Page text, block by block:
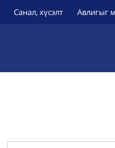
Санал, хүсэлт Авлигыг